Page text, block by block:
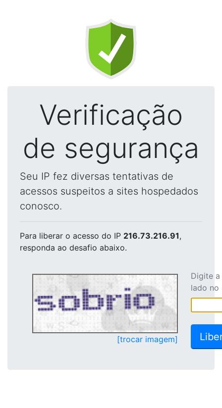
Verificação
de segurança
Seu IP fez diversas tentativas de
acessos suspeitos a sites hospedados
conosco.
Para liberar o acesso do IP 216.73.216.91,
responda ao desafio abaixo.
[trocar imagem]
Digite
lado no